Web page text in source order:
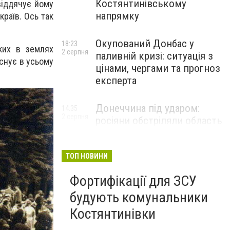
йому
Ось так
в землях
в усьому
Костянтинівському
напрямку
Окупований Донбас у
паливній кризі: ситуація з
цінами, чергами та прогноз
експерта
18:23
2 серпня
Донеччина під ударом:
росіяни обстріляли область
ТОП НОВИНИ
Фортифікації для ЗСУ
будують комунальники
Костянтинівки